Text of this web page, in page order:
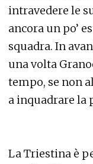
intravedere le
ancora un po’
squadra. In
una volta
tempo, se non
a inquadrare la
La Triestina è